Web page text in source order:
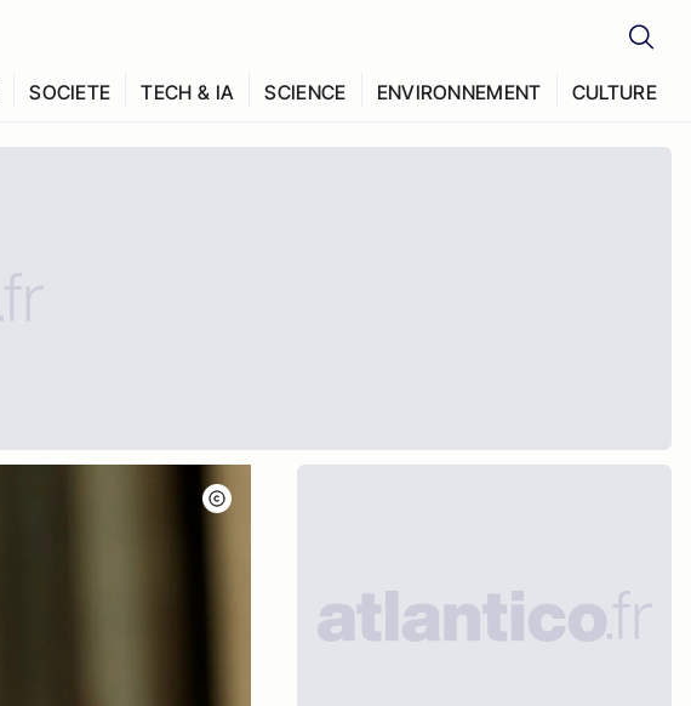
SOCIETE TECH & IA SCIENCE ENVIRONNEMENT CULTURE